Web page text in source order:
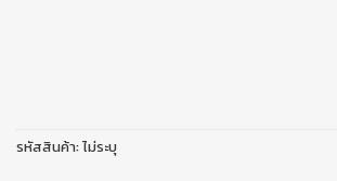
รหัสสินค้า:ไม่ระบุ